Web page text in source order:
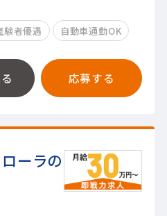
験者優遇 自動車通勤OK
応募する
ーラの